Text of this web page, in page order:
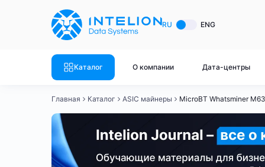
RU ENG
Каталог О компании Дата-центры
ASIC майнеры
Canaan
Готовый
Готовый
Готовый
Главная Каталог ASIC майнеры MicroBT Whatsminer